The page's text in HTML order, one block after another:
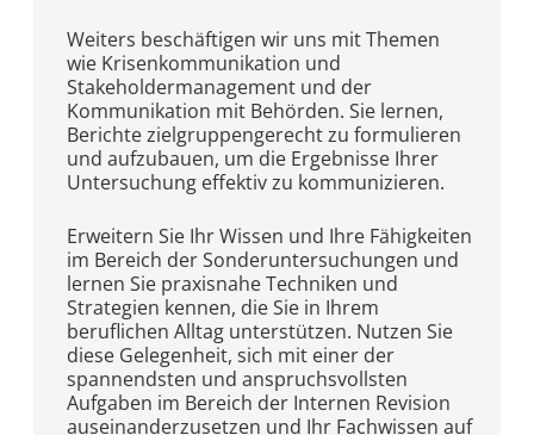
Weiters beschäftigen wir uns mit Themen
wie Krisenkommunikation und
Stakeholdermanagement und der
Kommunikation mit Behörden. Sie lernen,
Berichte zielgruppengerecht zu formulieren
und aufzubauen, um die Ergebnisse Ihrer
Untersuchung effektiv zu kommunizieren.
Erweitern Sie Ihr Wissen und Ihre Fähigkeiten
im Bereich der Sonderuntersuchungen und
lernen Sie praxisnahe Techniken und
Strategien kennen, die Sie in Ihrem
beruflichen Alltag unterstützen. Nutzen Sie
diese Gelegenheit, sich mit einer der
spannendsten und anspruchsvollsten
Aufgaben im Bereich der Internen Revision
auseinanderzusetzen und Ihr Fachwissen auf